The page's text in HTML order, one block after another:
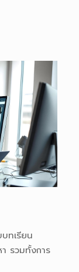
ทเรียน
รวมทั้งการ